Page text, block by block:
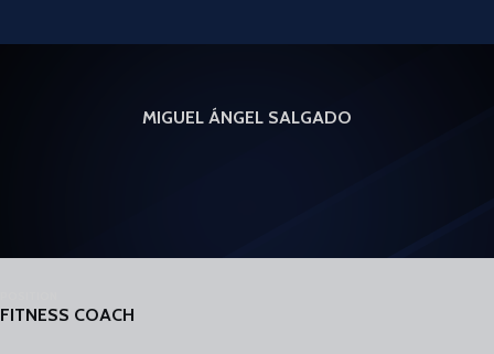
Skip to main content
MIGUEL ÁNGEL SALGADO
FITNESS COACH